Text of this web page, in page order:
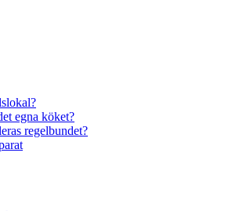
egna köket?
regelbundet?